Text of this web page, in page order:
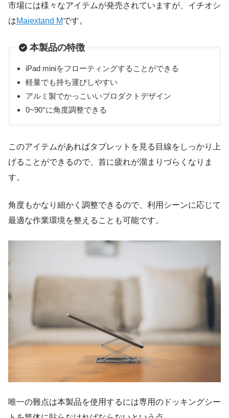
市場には様々なアイテムが発売されていますが、イチオシ
はMajextand Mです。
本製品の特徴
iPad miniをフローティングすることができる
軽量でも持ち運びしやすい
アルミ製でかっこいいプロダクトデザイン
0~90°に角度調整できる
このアイテムがあればタブレットを見る目線をしっかり上
げることができるので、首に疲れが溜まりづらくなりま
す。
角度もかなり細かく調整できるので、利用シーンに応じて
最適な作業環境を整えることも可能です。
唯一の難点は本製品を使用するには専用のドッキングシー